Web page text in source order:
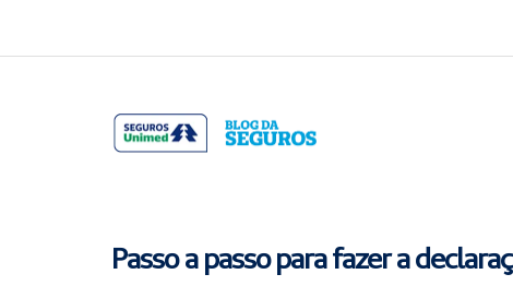
Passo a passo para fazer a